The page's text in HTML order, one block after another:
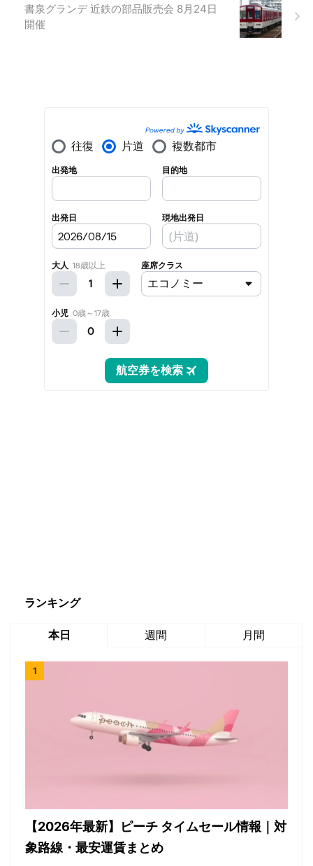
書泉グランデ 近鉄の部品販売会 8月24日
開催
ランキング
本日 週間 月間
【2026年最新】ピーチ タイムセール情報｜対
象路線・最安運賃まとめ